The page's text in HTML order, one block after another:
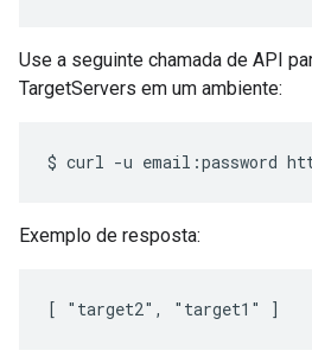
Use a seguinte chamada de API
TargetServers em um ambiente:
Exemplo de resposta:
[ "target2", "target1" ]